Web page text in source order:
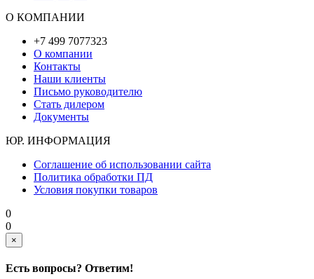
О КОМПАНИИ
+7 499 7077323
О компании
Контакты
Наши клиенты
Письмо руководителю
Стать дилером
Документы
ЮР. ИНФОРМАЦИЯ
Соглашение об использовании сайта
Политика обработки ПД
Условия покупки товаров
0
0
×
Есть вопросы? Ответим!